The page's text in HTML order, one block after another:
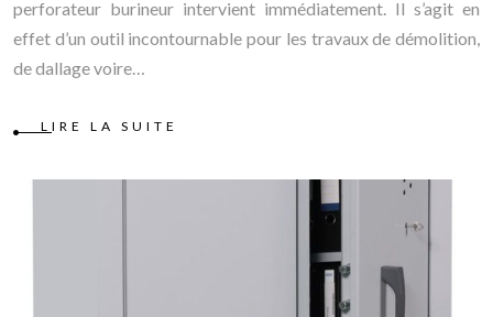
perforateur burineur intervient immédiatement. Il s’agit en
effet d’un outil incontournable pour les travaux de démolition,
de dallage voire…
LIRE LA SUITE